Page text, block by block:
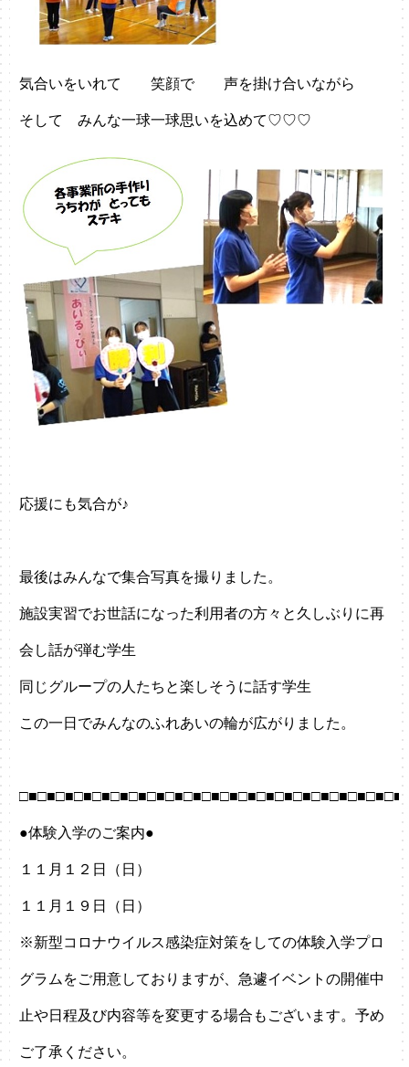
気合いをいれて 笑顔で 声を掛け合いながら
そして みんな一球一球思いを込めて♡♡♡
応援にも気合が♪
最後はみんなで集合写真を撮りました。
施設実習でお世話になった利用者の方々と久しぶりに再
会し話が弾む学生
同じグループの人たちと楽しそうに話す学生
この一日でみんなのふれあいの輪が広がりました。
●体験入学のご案内●
１１月１２日（日）
１１月１９日（日）
※新型コロナウイルス感染症対策をしての体験入学プロ
グラムをご用意しておりますが、急遽イベントの開催中
止や日程及び内容等を変更する場合もございます。予め
ご了承ください。